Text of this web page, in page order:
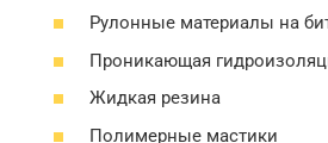
Рулонные материалы на
Проникающая
Жидкая резина
Полимерные мастики